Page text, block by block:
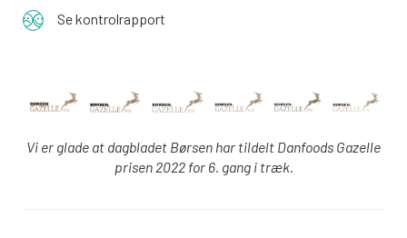
Se kontrolrapport
Vi er glade at dagbladet Børsen har tildelt Danfoods Gazelle
prisen 2022 for 6. gang i træk.